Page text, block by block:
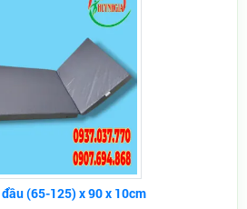
(65-125) x 90 x 10cm